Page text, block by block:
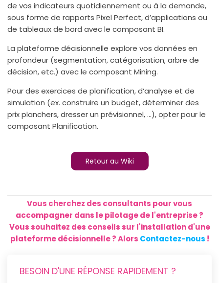
de vos indicateurs quotidiennement ou à la demande,
sous forme de rapports Pixel Perfect, d’applications ou
de tableaux de bord avec le composant BI.
La plateforme décisionnelle explore vos données en
profondeur (segmentation, catégorisation, arbre de
décision, etc.) avec le composant Mining.
Pour des exercices de planification, d’analyse et de
simulation (ex. construire un budget, déterminer des
prix planchers, dresser un prévisionnel, …), opter pour le
composant Planification.
Retour au Wiki
Vous cherchez des consultants pour vous
accompagner dans le pilotage de l'entreprise ?
Vous souhaitez des conseils sur l'installation d'une
plateforme décisionnelle ? Alors Contactez-nous !
BESOIN D'UNE RÉPONSE RAPIDEMENT ?